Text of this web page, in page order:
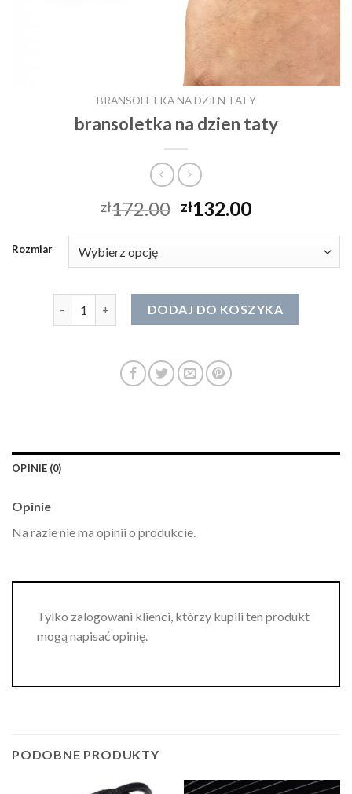
BRANSOLETKA NA DZIEN TATY
bransoletka na dzien taty
zł172.00 zł132.00
Rozmiar
ilość bransoletka na dzien tatyDODAJ DO KOSZYKA
OPINIE (0)
Opinie
Na razie nie ma opinii o produkcie.
Tylko zalogowani klienci, którzy kupili ten produkt
mogą napisać opinię.
PODOBNE PRODUKTY